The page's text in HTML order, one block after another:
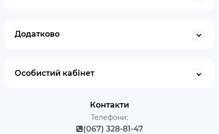
Додатково
Особистий кабінет
Контакти
Телефони:
(067) 328-81-47